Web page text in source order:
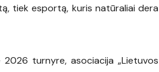
tiek esportą, kuris natūraliai dera
turnyre, asociacija „Lietuvos